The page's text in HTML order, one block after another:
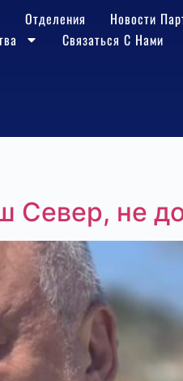
Отделения Новости
Связаться С Нами
Север, не